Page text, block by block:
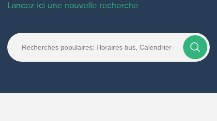
Lancez ici une nouvelle recherche